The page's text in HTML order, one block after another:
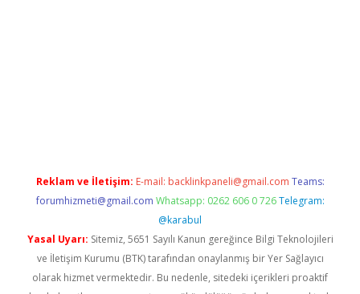
Reklam ve İletişim: E-mail: backlinkpaneli@gmail.com Teams:
forumhizmeti@gmail.com Whatsapp: 0262 606 0 726 Telegram:
@karabul
Yasal Uyarı: Sitemiz, 5651 Sayılı Kanun gereğince Bilgi Teknolojileri
ve İletişim Kurumu (BTK) tarafından onaylanmış bir Yer Sağlayıcı
olarak hizmet vermektedir. Bu nedenle, sitedeki içerikleri proaktif